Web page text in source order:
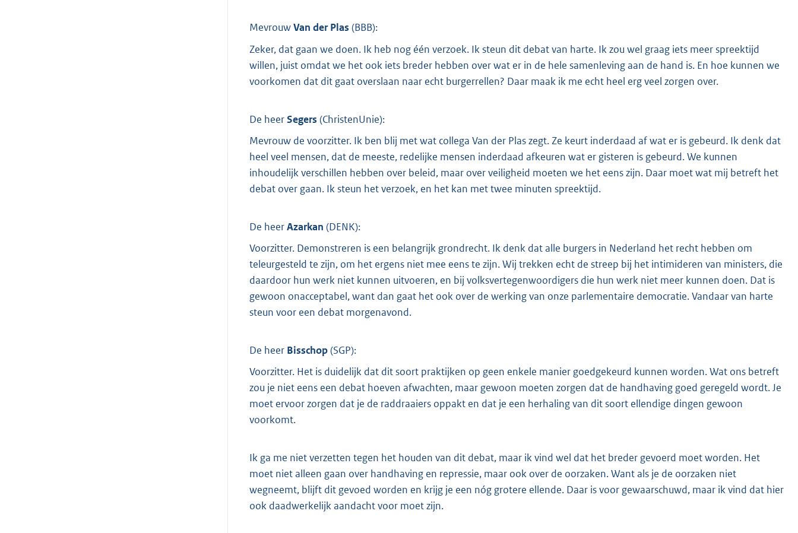
MevrouwVan der Plas (BBB):
Zeker, dat gaan we doen. Ik heb nog één verzoek. Ik steun dit debat van harte. Ik zou wel graag iets meer spreektijd
willen, juist omdat we het ook iets breder hebben over wat er in de hele samenleving aan de hand is. En hoe kunnen we
voorkomen dat dit gaat overslaan naar echt burgerrellen? Daar maak ik me echt heel erg veel zorgen over.
De heerSegers (ChristenUnie):
Mevrouw de voorzitter. Ik ben blij met wat collega Van der Plas zegt. Ze keurt inderdaad af wat er is gebeurd. Ik denk dat
heel veel mensen, dat de meeste, redelijke mensen inderdaad afkeuren wat er gisteren is gebeurd. We kunnen
inhoudelijk verschillen hebben over beleid, maar over veiligheid moeten we het eens zijn. Daar moet wat mij betreft het
debat over gaan. Ik steun het verzoek, en het kan met twee minuten spreektijd.
De heerAzarkan (DENK):
Voorzitter. Demonstreren is een belangrijk grondrecht. Ik denk dat alle burgers in Nederland het recht hebben om
teleurgesteld te zijn, om het ergens niet mee eens te zijn. Wij trekken echt de streep bij het intimideren van ministers, die
daardoor hun werk niet kunnen uitvoeren, en bij volksvertegenwoordigers die hun werk niet meer kunnen doen. Dat is
gewoon onacceptabel, want dan gaat het ook over de werking van onze parlementaire democratie. Vandaar van harte
steun voor een debat morgenavond.
De heer Bisschop(SGP):
Voorzitter. Het is duidelijk dat dit soort praktijken op geen enkele manier goedgekeurd kunnen worden. Wat ons betreft
zou je niet eens een debat hoeven afwachten, maar gewoon moeten zorgen dat de handhaving goed geregeld wordt. Je
moet ervoor zorgen dat je de raddraaiers oppakt en dat je een herhaling van dit soort ellendige dingen gewoon
voorkomt.
Ik ga me niet verzetten tegen het houden van dit debat, maar ik vind wel dat het breder gevoerd moet worden. Het
moet niet alleen gaan over handhaving en repressie, maar ook over de oorzaken. Want als je de oorzaken niet
wegneemt, blijft dit gevoed worden en krijg je een nóg grotere ellende. Daar is voor gewaarschuwd, maar ik vind dat hier
ook daadwerkelijk aandacht voor moet zijn.